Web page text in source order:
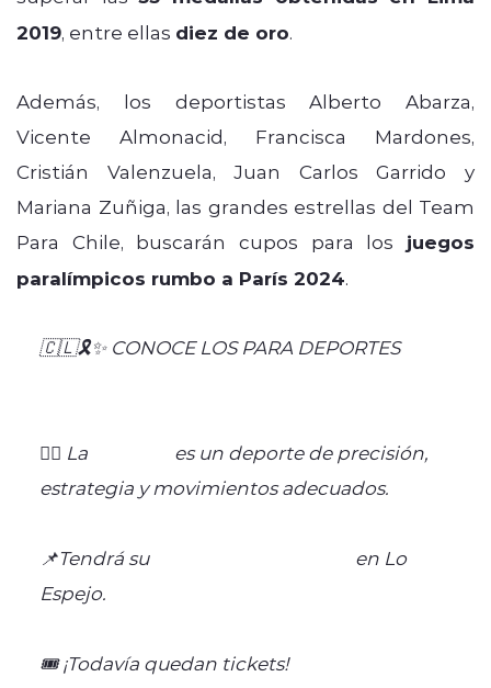
2019, entre ellas diez de oro.
Además, los deportistas Alberto Abarza,
Vicente Almonacid, Francisca Mardones,
Cristián Valenzuela, Juan Carlos Garrido y
Mariana Zuñiga, las grandes estrellas del Team
Para Chile, buscarán cupos para los juegos
paralímpicos rumbo a París 2024.
🇨🇱🎗️✨ CONOCE LOS PARA DEPORTES
👉🏽 La
es un deporte de precisión,
estrategia y movimientos adecuados.
📌Tendrá su
en Lo
Espejo.
🎟️ ¡Todavía quedan tickets!